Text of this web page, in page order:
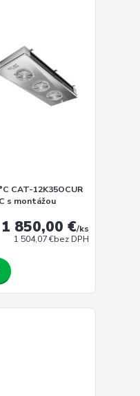
CAT-12K35OCUR
s montážou
1 850,00 €/ks
1 504,07 €bez DPH